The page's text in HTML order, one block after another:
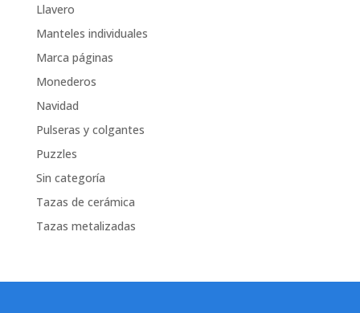
Llavero
Manteles individuales
Marca páginas
Monederos
Navidad
Pulseras y colgantes
Puzzles
Sin categoría
Tazas de cerámica
Tazas metalizadas